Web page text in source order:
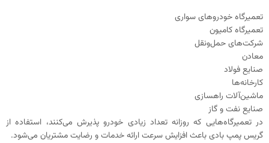
تعمیرگاه خودروهای سواری
تعمیرگاه کامیون
شرکت‌های حمل‌ونقل
معادن
صنایع فولاد
کارخانه‌ها
ماشین‌آلات راهسازی
صنایع نفت و گاز
در تعمیرگاه‌هایی که روزانه تعداد زیادی خودرو پذیرش می‌کنند، استفاده از
گریس پمپ بادی باعث افزایش سرعت ارائه خدمات و رضایت مشتریان می‌شود.